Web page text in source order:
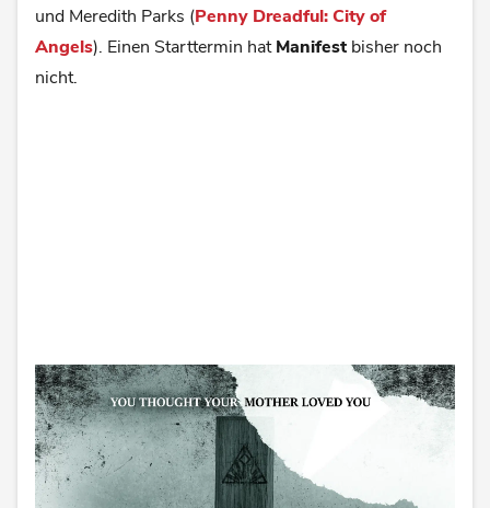
und Meredith Parks (Penny Dreadful: City of
Angels). Einen Starttermin hatManifest bisher noch
nicht.